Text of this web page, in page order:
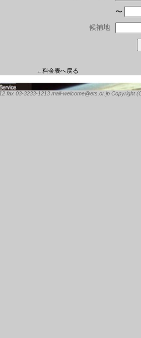
〜
候補地
←料金表へ戻る
fax 03-3233-1213 mail-welcome@ets.or.jp Copyright